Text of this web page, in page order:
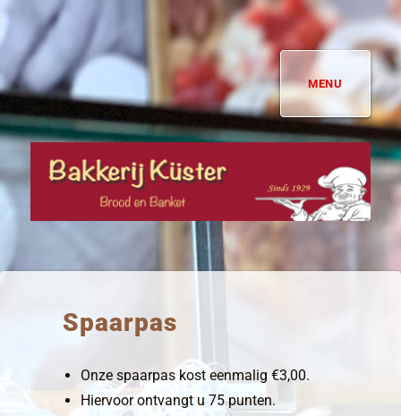
Bakkerij Küster MENU
Spaarpas
Onze spaarpas kost eenmalig €3,00.
Hiervoor ontvangt u 75 punten.